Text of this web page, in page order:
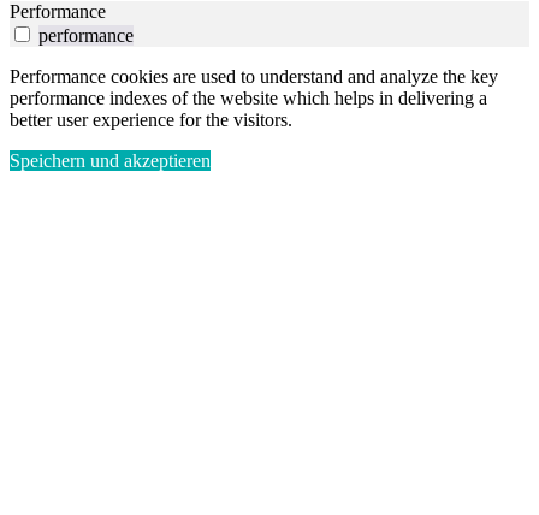
Performance
performance
Performance cookies are used to understand and analyze the key
performance indexes of the website which helps in delivering a
better user experience for the visitors.
Speichern und akzeptieren